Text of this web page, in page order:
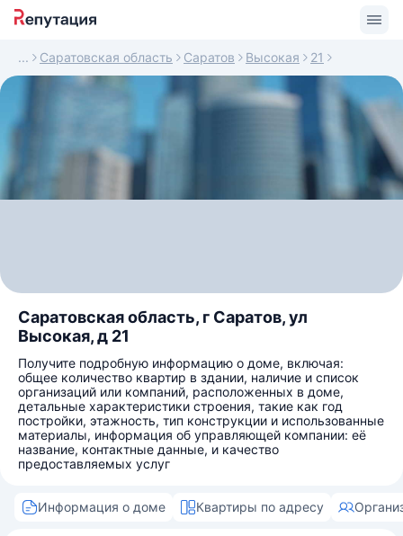
Саратовская область Саратов Высокая 21
Саратовская область, г Саратов, ул
Высокая, д 21
Получите подробную информацию о доме, включая:
общее количество квартир в здании, наличие и список
организаций или компаний, расположенных в доме,
детальные характеристики строения, такие как год
постройки, этажность, тип конструкции и использованные
материалы, информация об управляющей компании: её
название, контактные данные, и качество
предоставляемых услуг
Информация о доме Квартиры по адресу